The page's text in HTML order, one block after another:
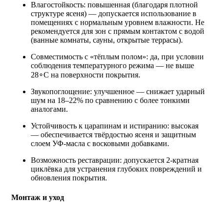
Влагостойкость: повышенная (благодаря плотной
структуре ясеня) — допускается использование в
помещениях с нормальным уровнем влажности. Не
рекомендуется для зон с прямым контактом с водой
(ванные комнаты, сауны, открытые террасы).
Совместимость с «тёплым полом»: да, при условии
соблюдения температурного режима — не выше
28∘C на поверхности покрытия.
Звукопоглощение: улучшенное — снижает ударный
шум на 18–22% по сравнению с более тонкими
аналогами.
Устойчивость к царапинам и истиранию: высокая
— обеспечивается твёрдостью ясеня и защитным
слоем УФ‑масла с восковыми добавками.
Возможность реставрации: допускается 2‑кратная
циклёвка для устранения глубоких повреждений и
обновления покрытия.
Монтаж и уход